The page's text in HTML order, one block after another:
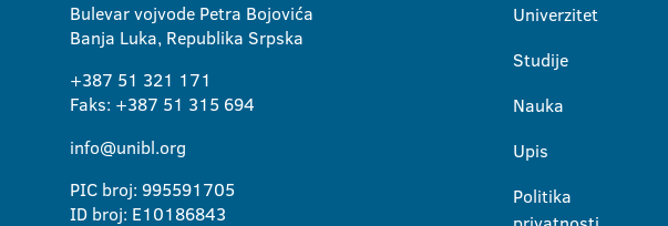
Bulevar vojvode Petra Bojovića
Banja Luka, Republika Srpska
+387 51 321 171
Faks: +387 51 315 694
info@unibl.org
PIC broj: 995591705
ID broj: E10186843
Univerzitet
Studije
Nauka
Upis
Politika